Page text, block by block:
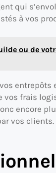
qui
à vos
ou de
entrepôts
frais
encore
vos